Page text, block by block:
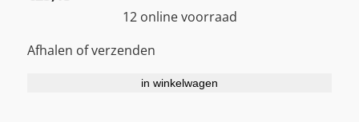
12 online voorraad
Afhalen of verzenden
in winkelwagen